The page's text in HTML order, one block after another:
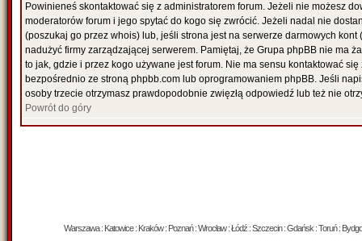
Powinieneś skontaktować się z administratorem forum. Jeżeli nie możesz
moderatorów forum i jego spytać do kogo się zwrócić. Jeżeli nadal nie
(poszukaj go przez whois) lub, jeśli strona jest na serwerze darmowych
nadużyć firmy zarządzającej serwerem. Pamiętaj, że Grupa phpBB nie ma
to jak, gdzie i przez kogo używane jest forum. Nie ma sensu kontaktować
bezpośrednio ze stroną phpbb.com lub oprogramowaniem phpBB. Jeśli
osoby trzecie otrzymasz prawdopodobnie zwięzłą odpowiedź lub też nie
Powrót do góry
Warszawa : Katowice : Kraków : Poznań : Wrocław : Łódź : Szczecin : Gdańsk : Toruń :